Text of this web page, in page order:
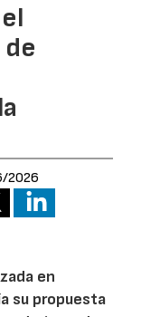
2026
en
su propuesta